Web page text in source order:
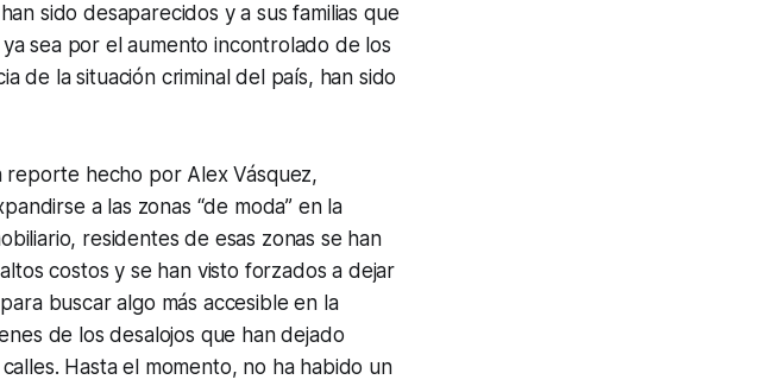
sido desaparecidos y a sus familias que
sea por el aumento incontrolado de los
de la situación criminal del país, han sido
reporte hecho por Alex Vásquez,
a las zonas “de moda” en la
residentes de esas zonas se han
costos y se han visto forzados a dejar
buscar algo más accesible en la
de los desalojos que han dejado
Hasta el momento, no ha habido un